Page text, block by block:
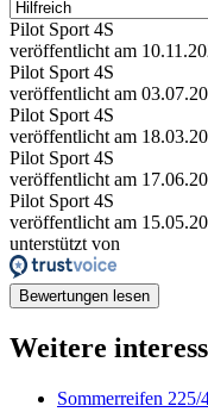
Pilot Sport 4S
veröffentlicht am
Pilot Sport 4S
veröffentlicht am
Pilot Sport 4S
veröffentlicht am
Pilot Sport 4S
veröffentlicht am
Pilot Sport 4S
veröffentlicht am
unterstützt von
Bewertungen lesen
Weitere
Sommerreifen 225/